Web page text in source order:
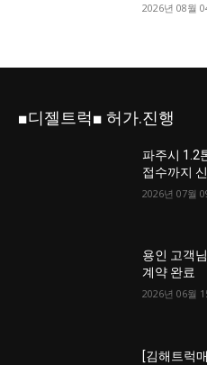
2026년 08월
■디젤트럭■ 허가.진행
파주시 1.2
접수까지
2026년 07월
용인 고객
계약 완료
2026년 06월
[김해트럭